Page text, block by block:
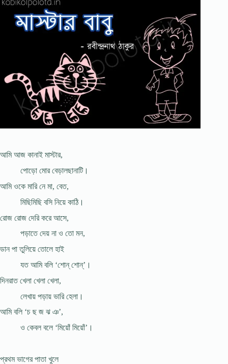
আমি আজ কানাই মাস্টার,
পোড়ো মোর বেড়ালছানাটি।
আমি ওকে মারি নে মা, বেত,
মিছিমিছি বসি নিয়ে কাঠি।
রোজ রোজ দেরি করে আসে,
পড়াতে দেয় না ও তো মন,
ডান পা তুলিয়ে তোলে হাই
যত আমি বলি ‘শোন্‌ শোন্‌’।
দিনরাত খেলা খেলা খেলা,
লেখায় পড়ায় ভারি হেলা।
আমি বলি ‘চ ছ জ ঝ ঞ’,
ও কেবল বলে ‘মিয়োঁ মিয়োঁ’।
প্রথম ভাগের পাতা খুলে